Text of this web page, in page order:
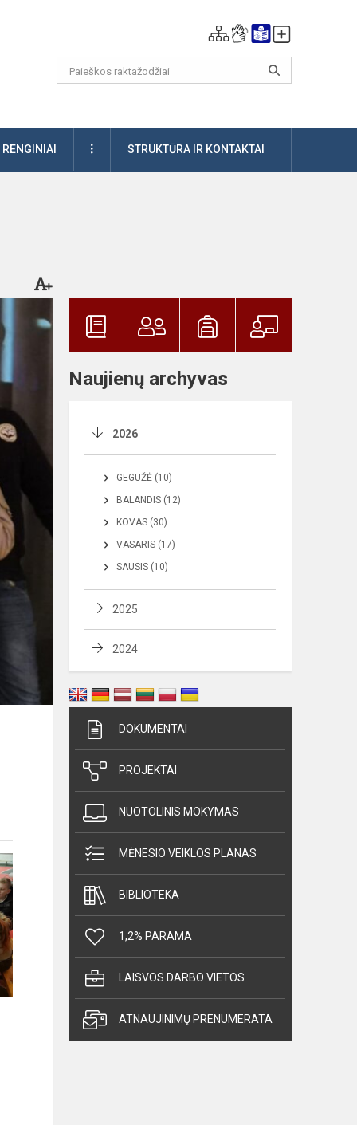
RENGINIAI DAUGIAUSTRUKTŪRA IR KONTAKTAI
Naujienų archyvas
2026
GEGUŽĖ (10)
BALANDIS (12)
KOVAS (30)
VASARIS (17)
SAUSIS (10)
2025
2024
DOKUMENTAI
PROJEKTAI
NUOTOLINIS MOKYMAS
MĖNESIO VEIKLOS PLANAS
BIBLIOTEKA
1,2% PARAMA
LAISVOS DARBO VIETOS
ATNAUJINIMŲ PRENUMERATA